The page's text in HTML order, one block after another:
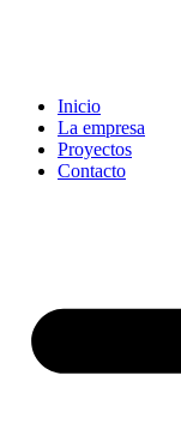
Inicio
La empresa
Proyectos
Contacto